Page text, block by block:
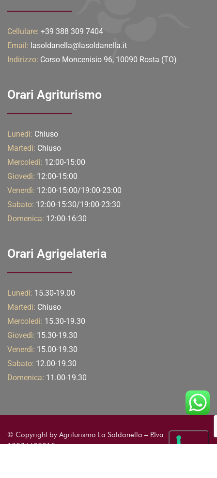
Cellulare: +39 388 309 7404
Email: lasoldanella@lasoldanella.it
Indirizzo: Corso Moncenisio 96, 10090 Rosta (TO)
Orari Agriturismo
Lunedì: Chiuso
Martedì: Chiuso
Mercoledì: 12:00-15:00
Giovedì: 12:00-15:00
Venerdì: 12:00-15:00/19:00-23:00
Sabato: 12:00-15:30/19:00-23:30
Domenica: 12:00-16:30
Orari Agrigelateria
Lunedì: 15.30-19.00
Martedì: Chiuso
Mercoledì: 15.30-19.30
Giovedì: 15.30-19.30
Venerdì: 15.00-19.30
Sabato: 12.00-19.30
Domenica: 11.00-19.30
© Copyright by Agriturismo La Soldanella – P.Iva
10876600015